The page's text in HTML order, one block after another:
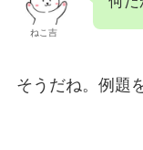
ねこ吉
そうだね。例題